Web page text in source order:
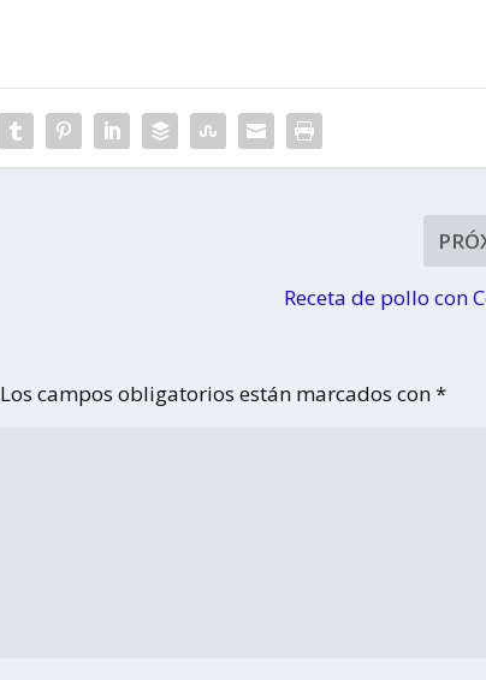
Receta de pollo con
Los campos obligatorios están marcados con*